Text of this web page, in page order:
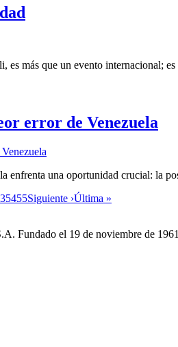
es más que un evento internacional;
error de Venezuela
enfrenta una oportunidad crucial: la
5455Siguiente ›Última »
Fundado el 19 de noviembre de 1961